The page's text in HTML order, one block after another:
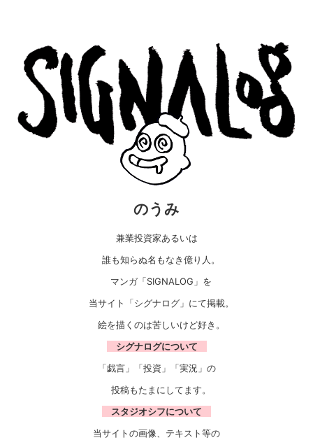
のうみ
兼業投資家あるいは
誰も知らぬ名もなき億り人。
マンガ「SIGNALOG」を
当サイト「シグナログ」にて掲載。
絵を描くのは苦しいけど好き。
シグナログについて
「戯言」「投資」「実況」の
投稿もたまにしてます。
スタジオシフについて
当サイトの画像、テキスト等の